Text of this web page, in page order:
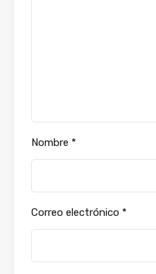
Nombre *
Correo electrónico *